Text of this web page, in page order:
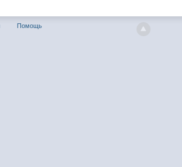
Помощь